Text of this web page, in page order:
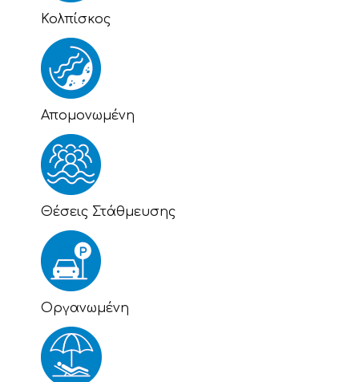
Κολπίσκος
Απομονωμένη
Θέσεις Στάθμευσης
Οργανωμένη